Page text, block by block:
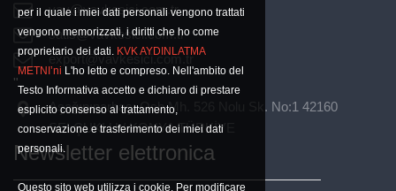
vav@vavkesici.com.tr
satis@vavkesici.com.tr
export@vavkesici.com.tr
"
Aşağıpınarbaşı Osb Mh. 526 Nolu Sk. No:1 42160
SELÇUKLU / KONYA TÜRKİYE
Newsletter elettronica
per il quale i miei dati personali vengono trattati
vengono memorizzati, i diritti che ho come
proprietario dei dati. KVK AYDINLATMA
METNI’ni L'ho letto e compreso. Nell'ambito del
Testo Informativa accetto e dichiaro di prestare
esplicito consenso al trattamento,
conservazione e trasferimento dei miei dati
personali.
Questo sito web utilizza i cookie. Per modificare